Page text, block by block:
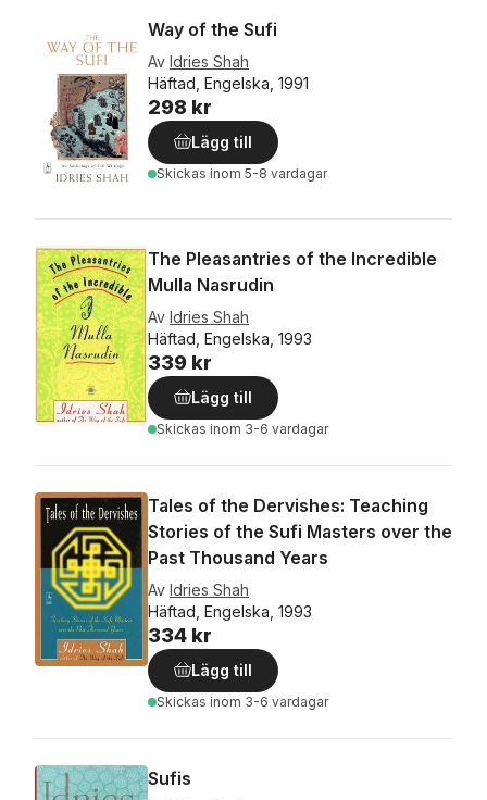
Way of the Sufi
Av Idries Shah
Häftad, Engelska, 1991
298 kr
Lägg till
Skickas inom 5-8 vardagar
The Pleasantries of the Incredible
Mulla Nasrudin
Av Idries Shah
Häftad, Engelska, 1993
339 kr
Lägg till
Skickas inom 3-6 vardagar
Tales of the Dervishes: Teaching
Stories of the Sufi Masters over the
Past Thousand Years
Av Idries Shah
Häftad, Engelska, 1993
334 kr
Lägg till
Skickas inom 3-6 vardagar
Sufis